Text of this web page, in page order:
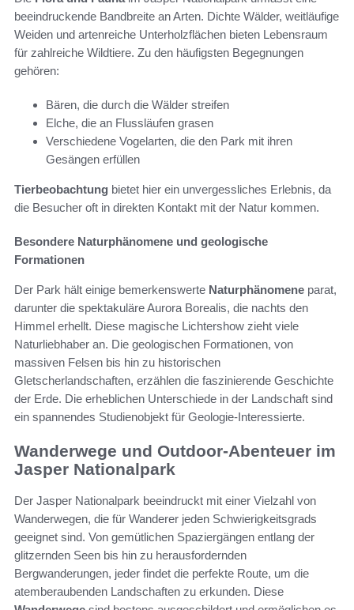
beeindruckende Bandbreite an Arten. Dichte Wälder, weitläufige
Weiden und artenreiche Unterholzflächen bieten Lebensraum
für zahlreiche Wildtiere. Zu den häufigsten Begegnungen
gehören:
Bären, die durch die Wälder streifen
Elche, die an Flussläufen grasen
Verschiedene Vogelarten, die den Park mit ihren
Gesängen erfüllen
Tierbeobachtung bietet hier ein unvergessliches Erlebnis, da
die Besucher oft in direkten Kontakt mit der Natur kommen.
Besondere Naturphänomene und geologische
Formationen
Der Park hält einige bemerkenswerte Naturphänomene parat,
darunter die spektakuläre Aurora Borealis, die nachts den
Himmel erhellt. Diese magische Lichtershow zieht viele
Naturliebhaber an. Die geologischen Formationen, von
massiven Felsen bis hin zu historischen
Gletscherlandschaften, erzählen die faszinierende Geschichte
der Erde. Die erheblichen Unterschiede in der Landschaft sind
ein spannendes Studienobjekt für Geologie-Interessierte.
Wanderwege und Outdoor-Abenteuer im
Jasper Nationalpark
Der Jasper Nationalpark beeindruckt mit einer Vielzahl von
Wanderwegen, die für Wanderer jeden Schwierigkeitsgrads
geeignet sind. Von gemütlichen Spaziergängen entlang der
glitzernden Seen bis hin zu herausfordernden
Bergwanderungen, jeder findet die perfekte Route, um die
atemberaubenden Landschaften zu erkunden. Diese